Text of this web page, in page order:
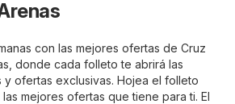
con las mejores ofertas de Cruz
donde cada folleto te abrirá las
ofertas exclusivas. Hojea el folleto
mejores ofertas que tiene para ti. El